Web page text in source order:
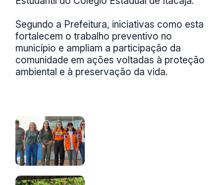
Segundo a Prefeitura, iniciativas como esta
fortalecem o trabalho preventivo no
município e ampliam a participação da
comunidade em ações voltadas à proteção
ambiental e à preservação da vida.